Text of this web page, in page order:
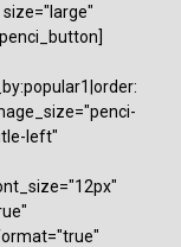
left"